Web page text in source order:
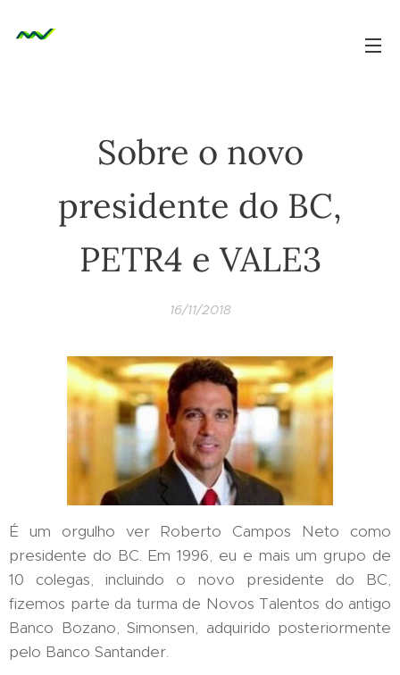
Sobre o novo
presidente do BC,
PETR4 e VALE3
16/11/2018
É um orgulho ver Roberto Campos Neto como
presidente do BC. Em 1996, eu e mais um grupo de
10 colegas, incluindo o novo presidente do BC,
fizemos parte da turma de Novos Talentos do antigo
Banco Bozano, Simonsen, adquirido posteriormente
pelo Banco Santander.